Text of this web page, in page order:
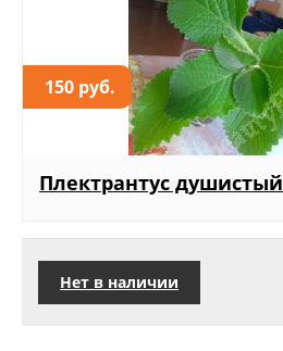
150 руб.
Плектрантус душистый
Нет в наличии